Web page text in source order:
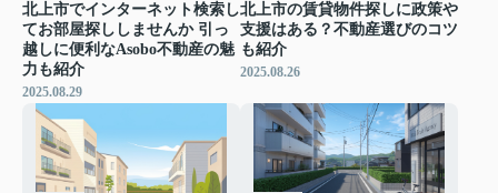
北上市でインターネット検索し
てお部屋探ししませんか 引っ
越しに便利なAsobo不動産の魅
力も紹介
2025.08.29
北上市の賃貸物件探しに政策や
支援はある？不動産選びのコツ
も紹介
2025.08.26